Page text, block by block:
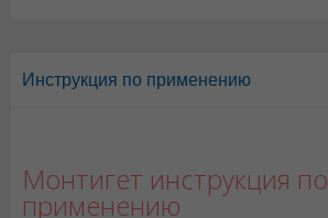
Инструкция по применению
Монтигет инструкция по
применению